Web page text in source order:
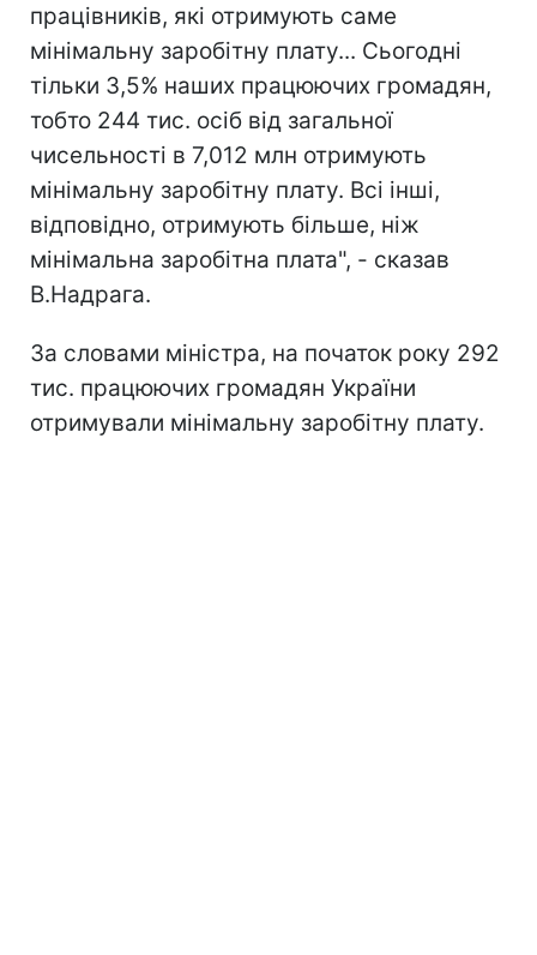
працівників, які отримують саме
мінімальну заробітну плату... Сьогодні
тільки 3,5% наших працюючих громадян,
тобто 244 тис. осіб від загальної
чисельності в 7,012 млн отримують
мінімальну заробітну плату. Всі інші,
відповідно, отримують більше, ніж
мінімальна заробітна плата", - сказав
В.Надрага.
За словами міністра, на початок року 292
тис. працюючих громадян України
отримували мінімальну заробітну плату.